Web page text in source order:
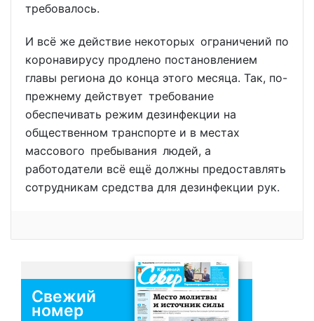
требовалось.
И всё же действие некоторых ограничений по
коронавирусу продлено постановлением
главы региона до конца этого месяца. Так, по-
прежнему действует требование
обеспечивать режим дезинфекции на
общественном транспорте и в местах
массового пребывания людей, а
работодатели всё ещё должны предоставлять
сотрудникам средства для дезинфекции рук.
Свежий
номер